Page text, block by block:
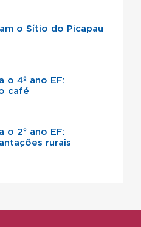
o Sítio do Picapau
o 4º ano EF:
café
o 2º ano EF:
rurais